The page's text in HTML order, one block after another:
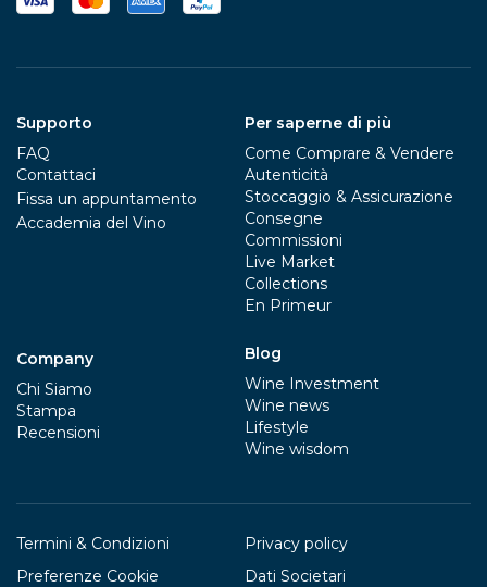
Supporto
FAQ
Contattaci
Fissa un appuntamento
Accademia del Vino
Company
Chi Siamo
Stampa
Recensioni
Per saperne di più
Come Comprare & Vendere
Autenticità
Stoccaggio & Assicurazione
Consegne
Commissioni
Live Market
Collections
En Primeur
Blog
Wine Investment
Wine news
Lifestyle
Wine wisdom
Termini & Condizioni
Privacy policy
Preferenze Cookie
Dati Societari